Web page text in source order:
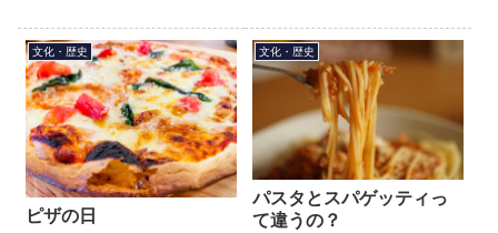
と傾き始め、設計図を変更し、
工事も中断・再開を繰り返し
1350年に完成。177年...
世界中を魅了した映画「ローマ
の休日」が1953年（昭和28...
文化・歴史
ピザの日
文化・歴史
パスタとスパゲッティっ
て違うの？